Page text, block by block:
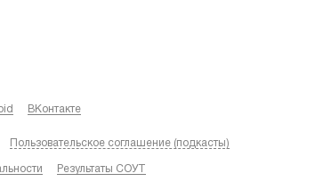
ВКонтакте
Пользовательское соглашение (подкасты)
Результаты СОУТ